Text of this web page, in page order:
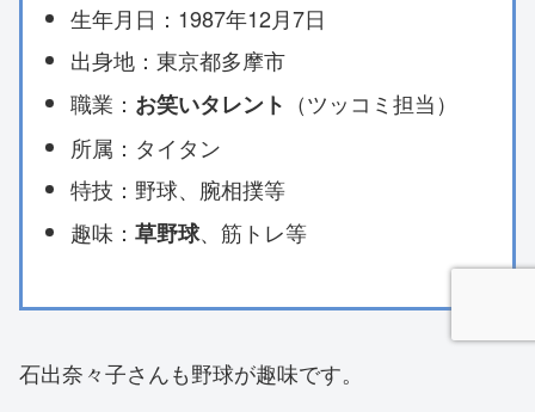
生年月日：1987年12月7日
出身地：東京都多摩市
職業： お笑いタレント （ツッコミ担当）
所属：タイタン
特技：野球、腕相撲等
趣味： 草野球、筋トレ等
石出奈々子さんも野球が趣味です。